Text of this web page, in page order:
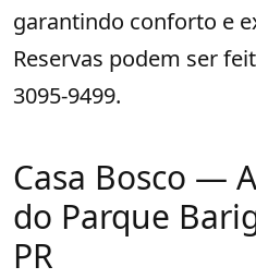
garantindo conforto e
Reservas podem ser
3095-9499.
Casa Bosco —
do Parque
PR